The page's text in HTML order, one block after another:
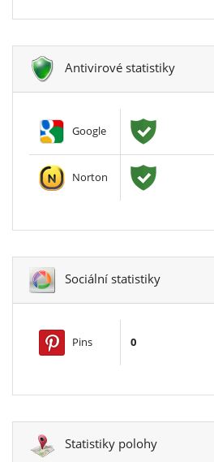
Antivirové statistiky
Google
Norton
Sociální statistiky
Pins 0
Statistiky polohy